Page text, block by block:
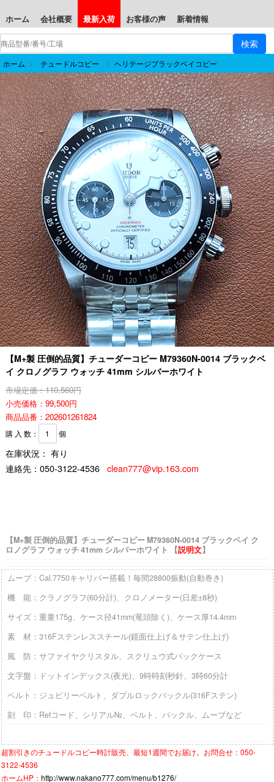
ホーム 会社概要 最新入荷 お客様の声 新着情報
ホーム > チュードルコピー > ヘリテージブラックベイコピー
【M+製 圧倒的品質】チューダーコピー M79360N-0014 ブラックベ
イ クロノグラフ ウォッチ 41mm シルバーホワイト
市場定価：110,560円
小売価格：99,500円
商品品番：202601261824
購 入 数： 個
在庫状況： 有り
連絡先： 050-3122-4536 clean777@vip.163.com
【M+製 圧倒的品質】チューダーコピー M79360N-0014 ブラックベイ ク
ロノグラフ ウォッチ 41mm シルバーホワイト 【説明文】
ムーブ：Cal.7750キャリバー搭載！毎間28800振動(自動巻き)
機 能：クラノグラフ(60分計)、クロノメーター(日差±8秒)
サイズ：重量175g、ケース径41mm(竜頭除く)、ケース厚14.4mm
素 材：316Fステンレススチール(鏡面仕上げ＆サテン仕上げ)
風 防：サファイヤクリスタル、スクリュウ式バックケース
文字盤：ドットインデックス(夜光)、9時時刻秒針、3時60分計
ベルト：ジュビリーベルト、ダブルロックバックル(316Fステン)
刻 印：Refコード、シリアル№、ベルト、バックル、ムーブなど
超割引きのチュードルコピー時計販売、最短1週間でお届け。お問合せ：050-
3122-4536
ホームHP： http://www.nakano777.com/menu/b1276/